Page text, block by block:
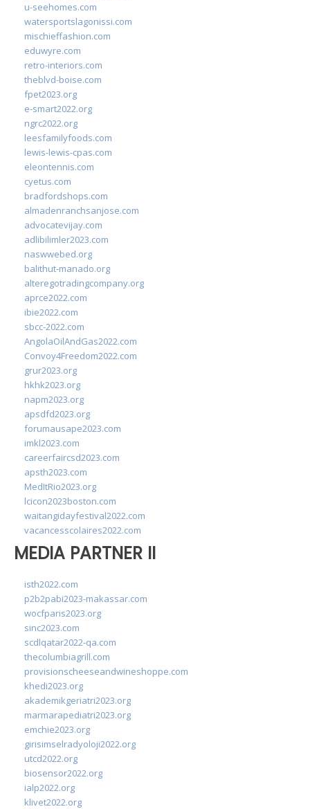
u-seehomes.com
watersportslagonissi.com
mischieffashion.com
eduwyre.com
retro-interiors.com
theblvd-boise.com
fpet2023.org
e-smart2022.org
ngrc2022.org
leesfamilyfoods.com
lewis-lewis-cpas.com
eleontennis.com
cyetus.com
bradfordshops.com
almadenranchsanjose.com
advocatevijay.com
adlibilimler2023.com
naswwebed.org
balithut-manado.org
alteregotradingcompany.org
aprce2022.com
ibie2022.com
sbcc-2022.com
AngolaOilAndGas2022.com
Convoy4Freedom2022.com
grur2023.org
hkhk2023.org
napm2023.org
apsdfd2023.org
forumausape2023.com
imkl2023.com
careerfaircsd2023.com
apsth2023.com
MedItRio2023.org
lcicon2023boston.com
waitangidayfestival2022.com
vacancesscolaires2022.com
MEDIA PARTNER II
isth2022.com
p2b2pabi2023-makassar.com
wocfparis2023.org
sinc2023.com
scdlqatar2022-qa.com
thecolumbiagrill.com
provisionscheeseandwineshoppe.com
khedi2023.org
akademikgeriatri2023.org
marmarapediatri2023.org
emchie2023.org
girisimselradyoloji2022.org
utcd2022.org
biosensor2022.org
ialp2022.org
klivet2022.org